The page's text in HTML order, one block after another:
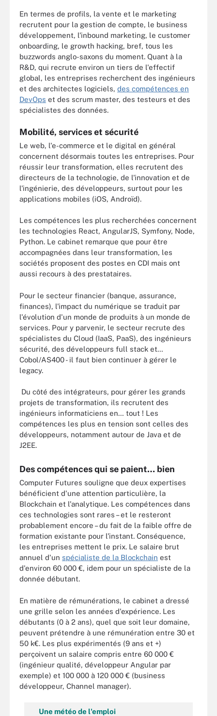
En termes de profils, la vente et le marketing
recrutent pour la gestion de compte, le business
développement, l'inbound marketing, le customer
onboarding, le growth hacking, bref, tous les
buzzwords anglo-saxons du moment. Quant à la
R&D, qui recrute environ un tiers de l'effectif
global, les entreprises recherchent des ingénieurs
et des architectes logiciels, des compétences en
DevOps et des scrum master, des testeurs et des
spécialistes des données.
Mobilité, services et sécurité
Le web, l'e-commerce et le digital en général
concernent désormais toutes les entreprises. Pour
réussir leur transformation, elles recrutent des
directeurs de la technologie, de l'innovation et de
l'ingénierie, des développeurs, surtout pour les
applications mobiles (iOS, Androïd).
Les compétences les plus recherchées concernent
les technologies React, AngularJS, Symfony, Node,
Python. Le cabinet remarque que pour être
accompagnées dans leur transformation, les
sociétés proposent des postes en CDI mais ont
aussi recours à des prestataires.
Pour le secteur financier (banque, assurance,
finances), l'impact du numérique se traduit par
l'évolution d'un monde de produits à un monde de
services. Pour y parvenir, le secteur recrute des
spécialistes du Cloud (IaaS, PaaS), des ingénieurs
sécurité, des développeurs full stack et…
Cobol/AS400 - il faut bien continuer à gérer le
legacy.
Du côté des intégrateurs, pour gérer les grands
projets de transformation, ils recrutent des
ingénieurs informaticiens en… tout ! Les
compétences les plus en tension sont celles des
développeurs, notamment autour de Java et de
J2EE.
Des compétences qui se paient… bien
Computer Futures souligne que deux expertises
bénéficient d'une attention particulière, la
Blockchain et l'analytique. Les compétences dans
ces technologies sont rares – et le resteront
probablement encore – du fait de la faible offre de
formation existante pour l'instant. Conséquence,
les entreprises mettent le prix. Le salaire brut
annuel d'un spécialiste de la Blockchain est
d'environ 60 000 €, idem pour un spécialiste de la
donnée débutant.
En matière de rémunérations, le cabinet a dressé
une grille selon les années d'expérience. Les
débutants (0 à 2 ans), quel que soit leur domaine,
peuvent prétendre à une rémunération entre 30 et
50 k€. Les plus expérimentés (9 ans et +)
perçoivent un salaire compris entre 60 000 €
(ingénieur qualité, développeur Angular par
exemple) et 100 000 à 120 000 € (business
développeur, Channel manager).
Une météo de l'emploi